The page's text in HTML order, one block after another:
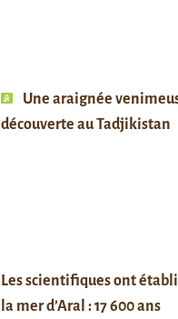
Une araignée
découverte au Tadjikistan
Les scientifiques ont établi
la mer d’Aral : 17 600 ans